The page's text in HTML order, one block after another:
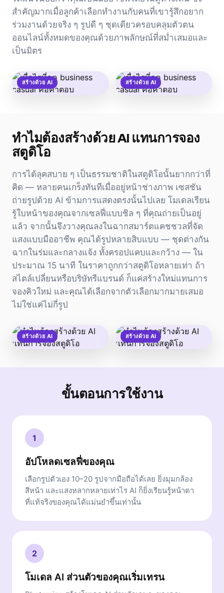
สำคัญมากเมื่อลูกค้าเลือกทำงานกับคนที่เขารู้สึกอยาก
ร่วมงานด้วยจริง ๆ รูปดี ๆ ชุดเดียวครอบคลุมตัวตน
ออนไลน์ทั้งหมดของคุณด้วยภาพลักษณ์ที่สม่ำเสมอและ
เป็นมิตร
สร้างด้วย AI สร้างด้วย AI
ทำไมต้องสร้างด้วย AI แทนการจอง
สตูดิโอ
การได้ลุคสบาย ๆ เป็นธรรมชาติในสตูดิโอนั้นยากกว่าที่
คิด — หลายคนเกร็งทันทีเมื่ออยู่หน้าช่างภาพ เซสชัน
ถ่ายรูปด้วย AI ข้ามการแสดงตรงนั้นไปเลย โมเดลเรียน
รู้ใบหน้าของคุณจากเซลฟี่แบบชิล ๆ ที่คุณถ่ายเป็นอยู่
แล้ว จากนั้นจึงวางคุณลงในฉากสมาร์ตแคชชวลที่จัด
แสงแบบมืออาชีพ คุณได้รูปหลายสิบแบบ — ชุดต่างกัน
ฉากในร่มและกลางแจ้ง ทั้งครอปแคบและกว้าง — ใน
ประมาณ 15 นาที ในราคาถูกกว่าสตูดิโอหลายเท่า ถ้า
สไตล์เปลี่ยนหรือบริษัทรีแบรนด์ ก็แค่สร้างใหม่แทนการ
จองคิวใหม่ และคุณได้เลือกจากตัวเลือกมากมายเสมอ
ไม่ใช่แค่ไม่กี่รูป
สร้างด้วย AI สร้างด้วย AI
ขั้นตอนการใช้งาน
1
อัปโหลดเซลฟี่ของคุณ
เลือกรูปตัวเอง 10–20 รูปจากมือถือได้เลย ยิ่งมุมกล้อง
สีหน้า และแสงหลากหลายเท่าไร AI ก็ยิ่งเรียนรู้หน้าตา
ที่แท้จริงของคุณได้แม่นยำขึ้นเท่านั้น
2
โมเดล AI ส่วนตัวของคุณเริ่มเทรน